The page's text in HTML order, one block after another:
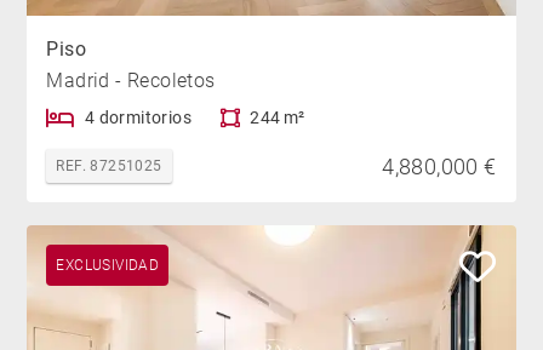
Piso
Madrid - Recoletos
4 dormitorios 244 m²
REF. 87251025 4,880,000 €
EXCLUSIVIDAD